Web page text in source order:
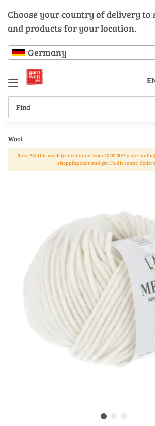
Choose your country of delivery to
and products for your location.
Germany
Wool
Save 5% this week (redeemable from 40.00 EUR order
shopping cart and get 5% discount! Code: